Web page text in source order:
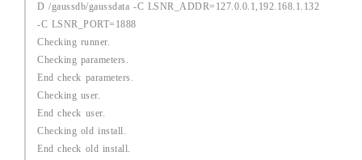
D /gaussdb/gaussdata -C LSNR_ADDR=127.0.0.1,192.168.1.132
-C LSNR_PORT=1888
Checking runner.
Checking parameters.
End check parameters.
Checking user.
End check user.
Checking old install.
End check old install.